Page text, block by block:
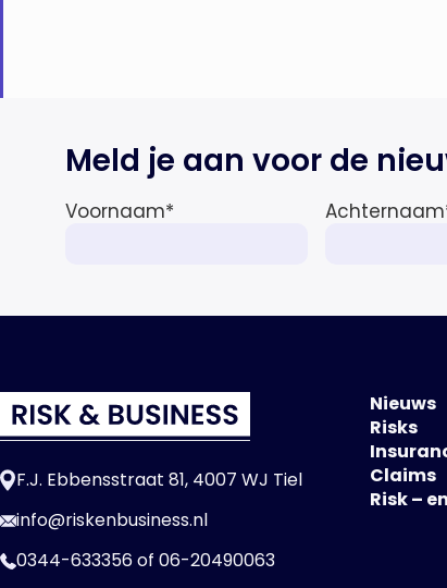
Meld je aan voor de
Voornaam* Achternaam
F.J. Ebbensstraat 81, 4007 WJ Tiel
info@riskenbusiness.nl
0344-633356of 06-20490063
Nieuws
Risks
Claims
Risk –